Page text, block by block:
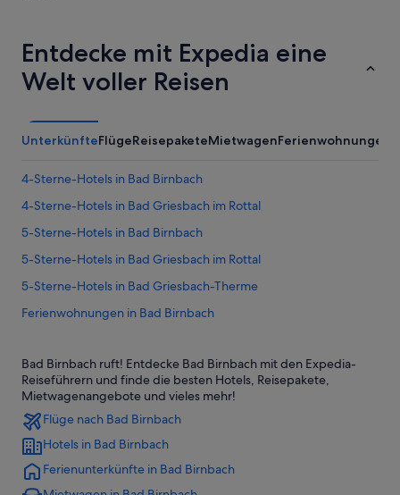
Entdecke mit Expedia eine
Welt voller Reisen
UnterkünfteFlügeReisepaketeMietwagenFerienwohnungen
4-Sterne-Hotels in Bad Birnbach
4-Sterne-Hotels in Bad Griesbach im Rottal
5-Sterne-Hotels in Bad Birnbach
5-Sterne-Hotels in Bad Griesbach im Rottal
5-Sterne-Hotels in Bad Griesbach-Therme
Ferienwohnungen in Bad Birnbach
Gasthäuser in Bad Birnbach
Gasthöfe in Bad Birnbach
Golf in Bad Birnbach
Hotels mit Fitnessbereich in Bad Birnbach
Hotels mit Frühstück in Bad Birnbach
Bad Birnbach ruft! Entdecke Bad Birnbach mit den Expedia-
Reiseführern und finde die besten Hotels, Reisepakete,
Mietwagenangebote und vieles mehr!
Flüge nach Bad Birnbach
Hotels in Bad Birnbach
Ferienunterkünfte in Bad Birnbach